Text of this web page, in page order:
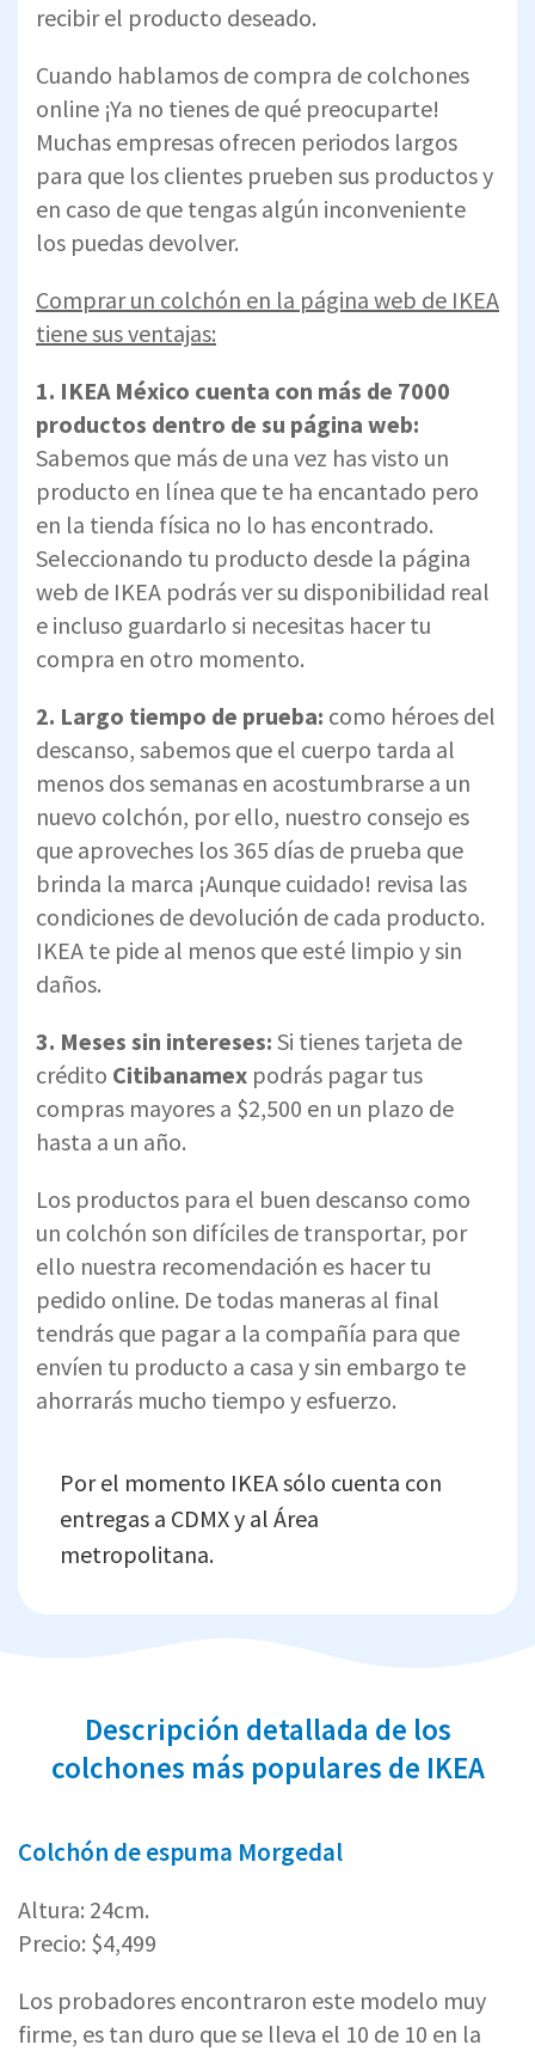
recibir el producto deseado.
Cuando hablamos de compra de colchones
online ¡Ya no tienes de qué preocuparte!
Muchas empresas ofrecen periodos largos
para que los clientes prueben sus productos y
en caso de que tengas algún inconveniente
los puedas devolver.
Comprar un colchón en la página web de IKEA
tiene sus ventajas:
1. IKEA México cuenta con más de 7000
productos dentro de su página web:
Sabemos que más de una vez has visto un
producto en línea que te ha encantado pero
en la tienda física no lo has encontrado.
Seleccionando tu producto desde la página
web de IKEA podrás ver su disponibilidad real
e incluso guardarlo si necesitas hacer tu
compra en otro momento.
2. Largo tiempo de prueba: como héroes del
descanso, sabemos que el cuerpo tarda al
menos dos semanas en acostumbrarse a un
nuevo colchón, por ello, nuestro consejo es
que aproveches los 365 días de prueba que
brinda la marca ¡Aunque cuidado! revisa las
condiciones de devolución de cada producto.
IKEA te pide al menos que esté limpio y sin
daños.
3. Meses sin intereses: Si tienes tarjeta de
crédito Citibanamex podrás pagar tus
compras mayores a $2,500 en un plazo de
hasta a un año.
Los productos para el buen descanso como
un colchón son difíciles de transportar, por
ello nuestra recomendación es hacer tu
pedido online. De todas maneras al final
tendrás que pagar a la compañía para que
envíen tu producto a casa y sin embargo te
ahorrarás mucho tiempo y esfuerzo.
Por el momento IKEA sólo cuenta con
entregas a CDMX y al Área
metropolitana.
Descripción detallada de los
colchones más populares de IKEA
Colchón de espuma Morgedal
Altura: 24cm.
Precio: $4,499
Los probadores encontraron este modelo muy
firme, es tan duro que se lleva el 10 de 10 en la